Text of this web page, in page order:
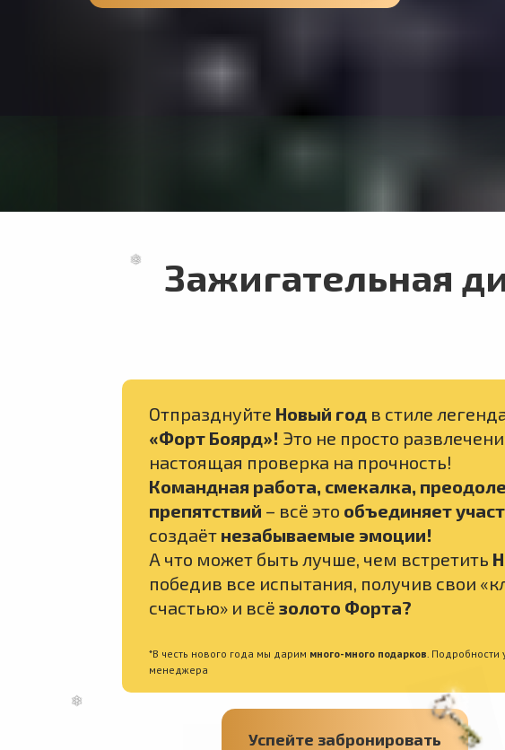
*В честь нового года мы дарим много-много подарков. Подробности
менеджера
Успейте забронировать
Отпразднуйте Новый год в стиле
«Форт Боярд»! Это не просто
настоящая проверка на прочность!
Командная работа, смекалка,
препятствий – всё это объединяет
создаёт незабываемые эмоции!
А что может быть лучше, чем встретить
победив все испытания, получив свои
счастью» и всё золото Форта?
Зажигательная